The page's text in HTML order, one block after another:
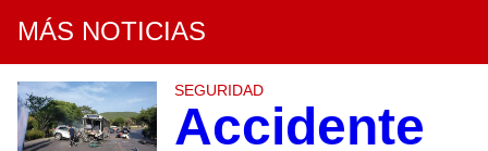
MÁS NOTICIAS
SEGURIDAD
Accidente